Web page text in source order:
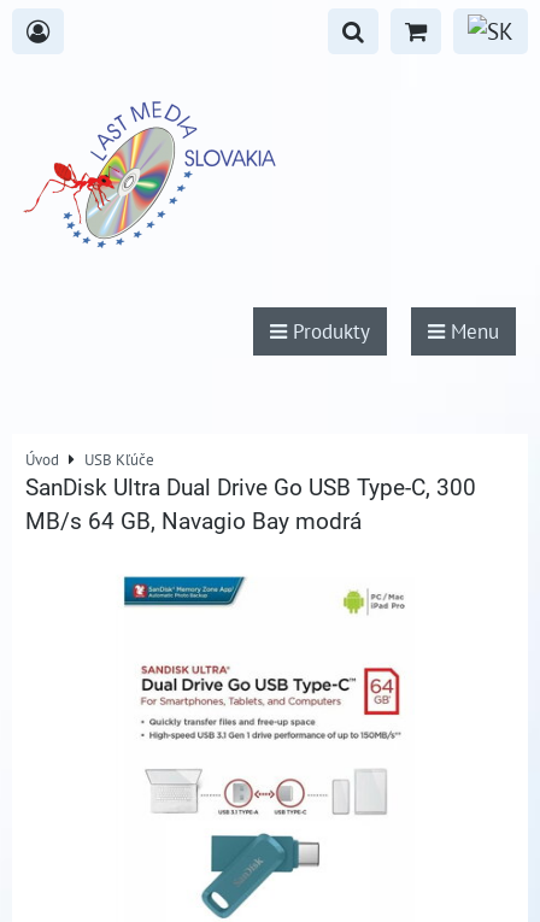
Produkty Menu
Úvod USB Kľúče
SanDisk Ultra Dual Drive Go USB Type-C, 300
MB/s 64 GB, Navagio Bay modrá